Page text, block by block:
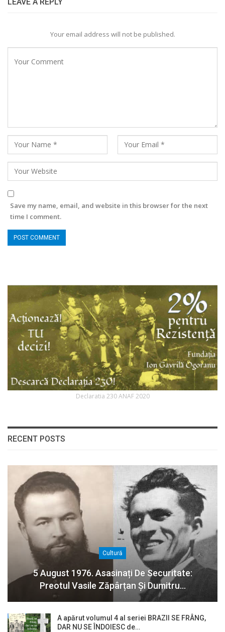
Your email address will not be published.
Save my name, email, and website in this browser for the next
time I comment.
Declaratia 230 ANAF 2020
RECENT POSTS
Cultură
5 August 1976. Asasinați De Securitate:
Preotul Vasile Zăpârțan Și Dumitru…
A apărut volumul 4 al seriei BRAZII SE FRÂNG,
DAR NU SE ÎNDOIESC de…